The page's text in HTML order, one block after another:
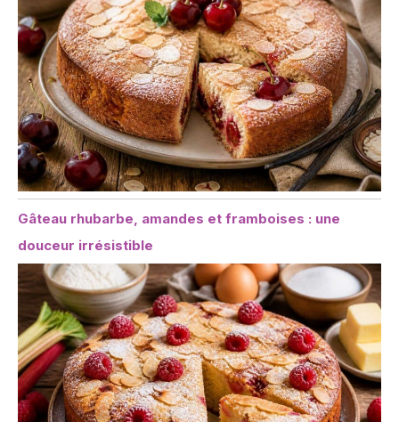
Gâteau rhubarbe, amandes et framboises : une
douceur irrésistible